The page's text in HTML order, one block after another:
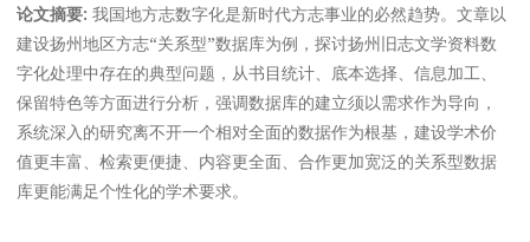
论文摘要: 我国地方志数字化是新时代方志事业的必然趋势。文章以
建设扬州地区方志“关系型”数据库为例，探讨扬州旧志文学资料数
字化处理中存在的典型问题，从书目统计、底本选择、信息加工、
保留特色等方面进行分析，强调数据库的建立须以需求作为导向，
系统深入的研究离不开一个相对全面的数据作为根基，建设学术价
值更丰富、检索更便捷、内容更全面、合作更加宽泛的关系型数据
库更能满足个性化的学术要求。